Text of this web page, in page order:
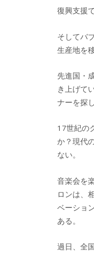
復興支援
そしてバ
生産地を
先進国・
き上げて
ナーを探
17世紀の
か？現代
ない。
音楽会を
ロンは、
ベーショ
ある。
過日、全